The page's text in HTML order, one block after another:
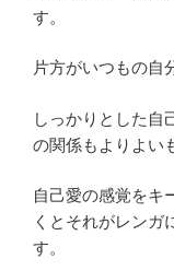
す。
片方がいつもの自
しっかりとした自
の関係もよりよい
自己愛の感覚をキ
くとそれがレンガ
す。